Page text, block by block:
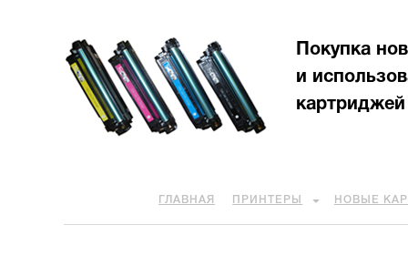
Покупка
и
картриджей
ГЛАВНАЯ ПРИНТЕРЫ НОВЫЕ